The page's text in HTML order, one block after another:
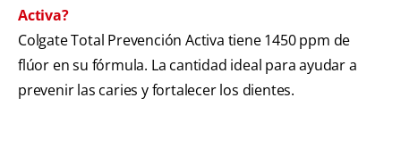
Activa?
Colgate Total Prevención Activa tiene 1450 ppm de
flúor en su fórmula. La cantidad ideal para ayudar a
prevenir las caries y fortalecer los dientes.